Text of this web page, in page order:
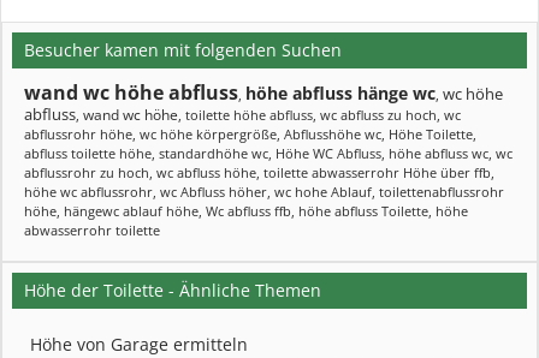
Besucher kamen mit folgenden Suchen
wand wc höhe abfluss, höhe abfluss hänge wc, wc höhe
abfluss, wand wc höhe, toilette höhe abfluss, wc abfluss zu hoch, wc
abflussrohr höhe, wc höhe körpergröße, Abflusshöhe wc, Höhe Toilette,
abfluss toilette höhe, standardhöhe wc, Höhe WC Abfluss, höhe abfluss wc, wc
abflussrohr zu hoch, wc abfluss höhe, toilette abwasserrohr Höhe über ffb,
höhe wc abflussrohr, wc Abfluss höher, wc hohe Ablauf, toilettenabflussrohr
höhe, hängewc ablauf höhe, Wc abfluss ffb, höhe abfluss Toilette, höhe
abwasserrohr toilette
Höhe der Toilette - Ähnliche Themen
Höhe von Garage ermitteln